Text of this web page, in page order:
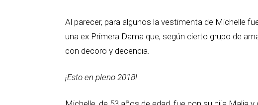
Al parecer, para algunos la vestimenta de Michelle
una ex Primera Dama que, según cierto grupo de
con decoro y decencia.
¡Esto en pleno 2018!